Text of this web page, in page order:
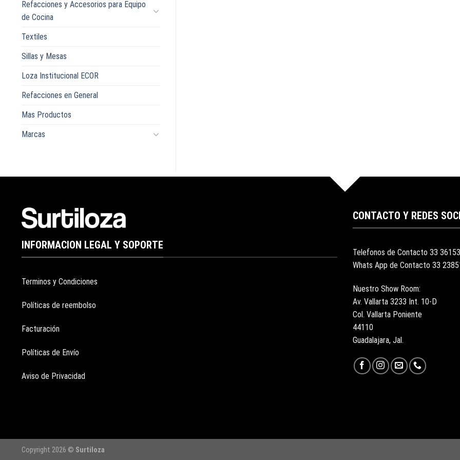
Refacciones y Accesorios para Equipo
de Cocina
Textiles
Sillas y Mesas
Loza Institucional ECOR
Refacciones en General
Mas Productos
Marcas
INFORMACION LEGAL Y SOPORTE
Terminos y Condiciones
Políticas de reembolso
Facturación
Políticas de Envío
Aviso de Privacidad
CONTACTO Y REDES
Telefonos de Contacto 33
Whats App de Contacto 33
Nuestro Show Room:
Av. Vallarta 3233 Int. 10-D
Col. Vallarta Poniente
44110
Guadalajara, Jal.
Copyright 2026 © Surtiloza